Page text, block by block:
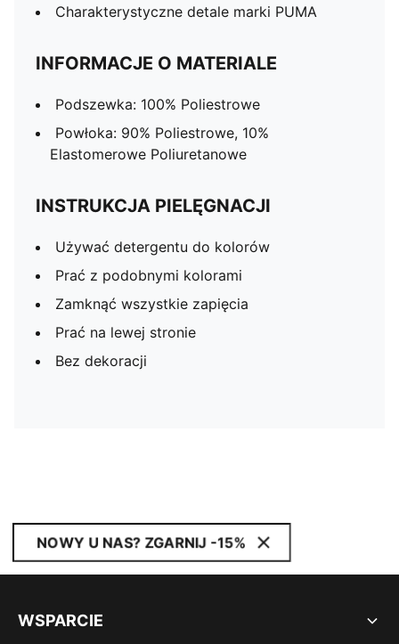
Charakterystyczne detale marki PUMA
INFORMACJE O MATERIALE
Podszewka: 100% Poliestrowe
Powłoka: 90% Poliestrowe, 10%
Elastomerowe Poliuretanowe
INSTRUKCJA PIELĘGNACJI
Używać detergentu do kolorów
Prać z podobnymi kolorami
Zamknąć wszystkie zapięcia
Prać na lewej stronie
Bez dekoracji
NOWY U NAS? ZGARNIJ -15%
WSPARCIE